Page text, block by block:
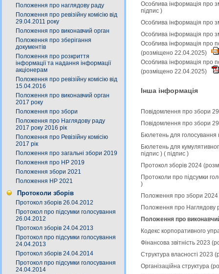
Положення про наглядову раду
Положення про ревізійну комісію від
29.04.2011 року
Положення про виконавчий орган
Положення про зберігання
документів
Положення про розкриття
інформації та надання інформації
акціонерам
Положення про ревізійну комісію від
15.04.2016
Положення про виконавчий орган
2017 року
Положення про збори
Положення про Наглядову раду
2017 року 2016 рік
Положення про Ревізійну комісію
2017 рік
Положення про загальні збори 2019
Положення про НР 2019
Положення збори 2021
Положення НР 2021
Протоколи зборів
Протокол зборів 26.04.2012
Протокол про підсумки голосування
26.04.2012
Протокол зборів 24.04.2013
Протокол про підсумки голосування
24.04.2013
Протокол зборів 24.04.2014
Протокол про підсумки голосування
24.04.2014
Особлива інформація про
підпис )
Особлива інформація про
Особлива інформація про
Особлива інформація про
(розміщено 22.04.2025)
Особлива інформація про
(розміщено 22.04.2025)
Інша інформація
Повідомлення про збори
Повідомлення про збори
Бюлетень для
Бюлетень для
підпис ) ( підпис )
Протокол зборів 2024
Протоколи про підсумки
)
Положення про збори
Положення про Наглядову
Положення про
Кодекс корпоративного
Фінансова звітність 2023
Структура власності 2023
Організаційна структура